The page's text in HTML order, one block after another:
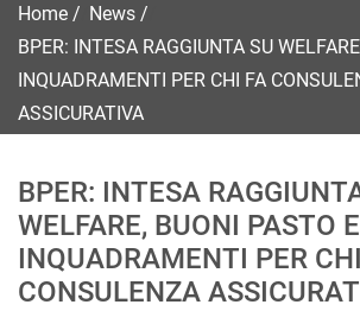
Home News
BPER: INTESA RAGGIUNTA SU
INQUADRAMENTI PER CHI FA
ASSICURATIVA
BPER: INTESA
WELFARE, BUONI PASTO E
INQUADRAMENTI PER
CONSULENZA